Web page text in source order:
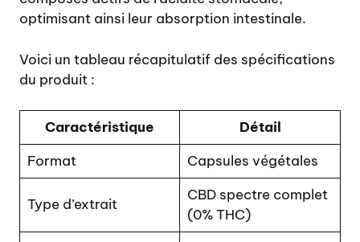
optimisant ainsi leur absorption intestinale.
Voici un tableau récapitulatif des spécifications
du produit :
Caractéristique
Détail
Format
Capsules végétales
Type d’extrait
CBD spectre complet
(0% THC)